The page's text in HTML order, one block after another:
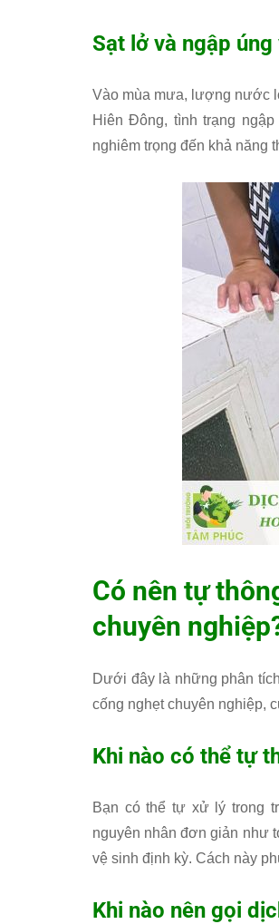
Sạt lở và ngập
Vào mùa mưa, lượng nước
Hiên Đông, tình trạng
nghiêm trọng đến khả năng
Có nên tự
chuyên
Dưới đây là những phân
cống nghẹt chuyên nghiệp,
Khi nào có thể tự
Bạn có thể tự xử lý trong
nguyên nhân đơn giản như
vệ sinh định kỳ. Cách này
Khi nào nên gọi